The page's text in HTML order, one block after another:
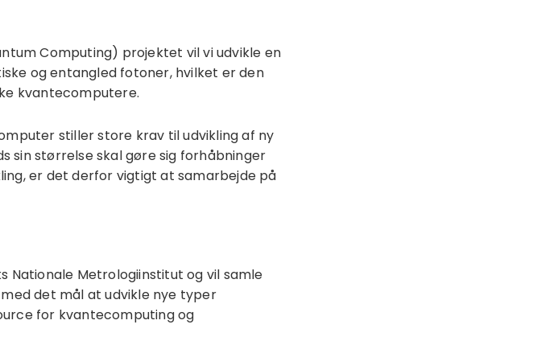
Computing) projektet vil vi udvikle en
og entangled fotoner, hvilket er den
kvantecomputere.
stiller store krav til udvikling af ny
sin størrelse skal gøre sig forhåbninger
er det derfor vigtigt at samarbejde på
Nationale Metrologiinstitut og vil samle
det mål at udvikle nye typer
for kvantecomputing og